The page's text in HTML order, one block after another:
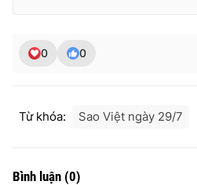
0 0
Từ khóa: Sao Việt ngày 29/7
Bình luận (0)